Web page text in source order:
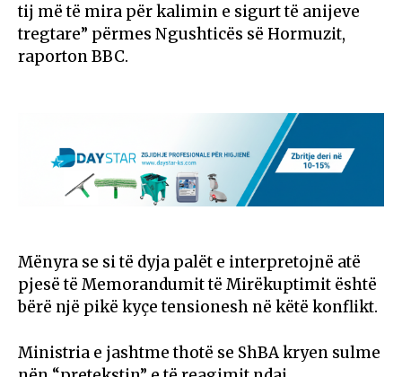
tij më të mira për kalimin e sigurt të anijeve
tregtare” përmes Ngushticës së Hormuzit,
raporton BBC.
Mënyra se si të dyja palët e interpretojnë atë
pjesë të Memorandumit të Mirëkuptimit është
bërë një pikë kyçe tensionesh në këtë konflikt.
Ministria e jashtme thotë se ShBA kryen sulme